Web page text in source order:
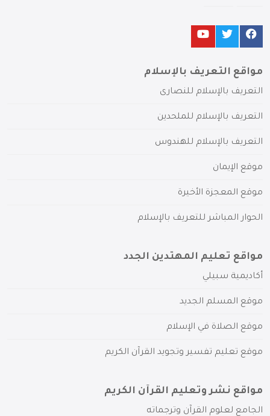
مواقع التعريف بالإسلام
التعريف بالإسلام للنصارى
التعريف بالإسلام للملحدين
التعريف بالإسلام للهندوس
موقع الإيمان
موقع المعجزة الأخيرة
الحوار المباشر للتعريف بالإسلام
مواقع تعليم المهتدين الجدد
أكاديمية سبيلي
موقع المسلم الجديد
موقع الصلاة في الإسلام
موقع تعليم تفسير وتجويد القرآن الكريم
مواقع نشر وتعليم القرآن الكريم
الجامع لعلوم القرآن وترجماته